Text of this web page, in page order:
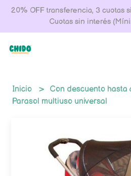
20% OFF transferencia, 3 cuotas
Cuotas sin interés
Inicio
Con descuento hasta
Parasol multiuso universal